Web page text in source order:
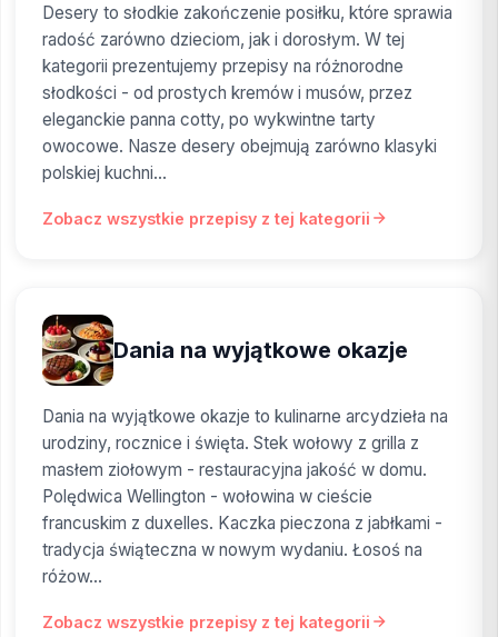
Desery to słodkie zakończenie posiłku, które sprawia
radość zarówno dzieciom, jak i dorosłym. W tej
kategorii prezentujemy przepisy na różnorodne
słodkości - od prostych kremów i musów, przez
eleganckie panna cotty, po wykwintne tarty
owocowe. Nasze desery obejmują zarówno klasyki
polskiej kuchni...
Zobacz wszystkie przepisy z tej kategorii
Dania na wyjątkowe okazje
Dania na wyjątkowe okazje to kulinarne arcydzieła na
urodziny, rocznice i święta. Stek wołowy z grilla z
masłem ziołowym - restauracyjna jakość w domu.
Polędwica Wellington - wołowina w cieście
francuskim z duxelles. Kaczka pieczona z jabłkami -
tradycja świąteczna w nowym wydaniu. Łosoś na
różow...
Zobacz wszystkie przepisy z tej kategorii